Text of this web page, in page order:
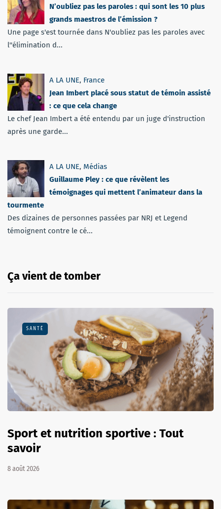
N’oubliez pas les paroles : qui sont les 10 plus
grands maestros de l’émission ?
Une page s'est tournée dans N'oubliez pas les paroles avec
l''élimination d...
A LA UNE, France
Jean Imbert placé sous statut de témoin assisté
: ce que cela change
Le chef Jean Imbert a été entendu par un juge d'instruction
après une garde...
A LA UNE, Médias
Guillaume Pley : ce que révèlent les
témoignages qui mettent l’animateur dans la
tourmente
Des dizaines de personnes passées par NRJ et Legend
témoignent contre le cé...
Ça vient de tomber
SANTÉ
Sport et nutrition sportive : Tout
savoir
8 août 2026